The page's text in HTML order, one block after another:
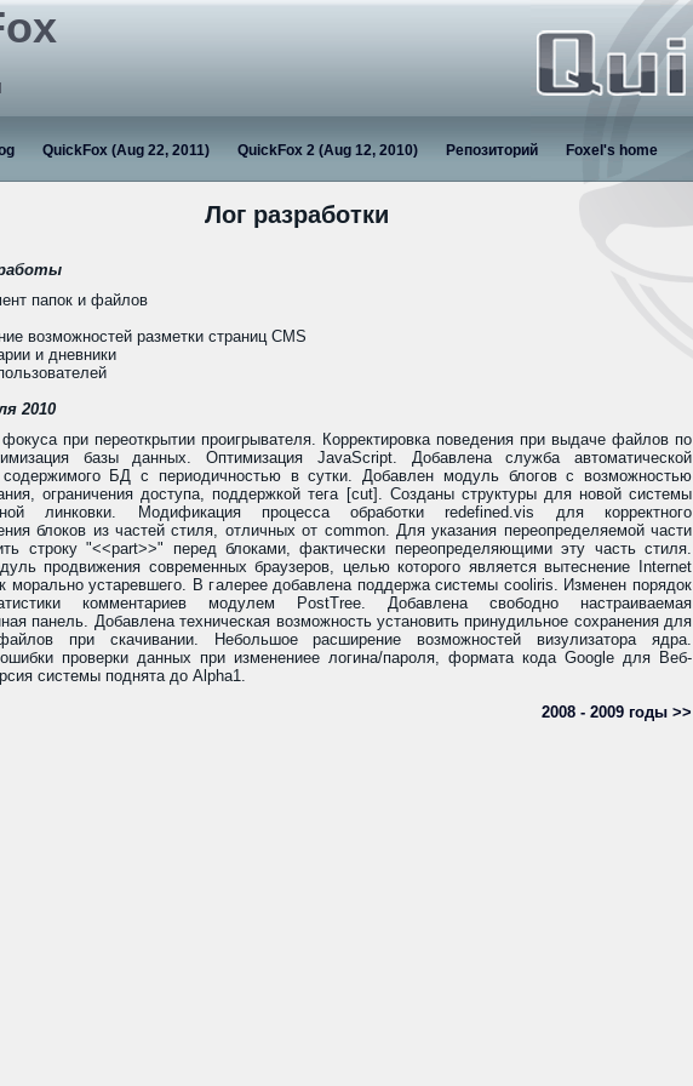
QuickFox (Aug 22, 2011) QuickFox 2 (Aug 12, 2010) Репозиторий Foxel's home
Лог разработки
папок и файлов
возможностей разметки страниц CMS
и дневники
2010
при переоткрытии проигрывателя. Корректировка поведения при выдаче файлов по
базы данных. Оптимизация JavaScript. Добавлена служба автоматической
содержимого БД с периодичностью в сутки. Добавлен модуль блогов с возможностью
ограничения доступа, поддержкой тега [cut]. Созданы структуры для новой системы
линковки. Модификация процесса обработки redefined.vis для корректного
блоков из частей стиля, отличных от common. Для указания переопределяемой части
строку "<<part>>" перед блоками, фактически переопределяющими эту часть стиля.
продвижения современных браузеров, целью которого является вытеснение Internet
морально устаревшего. В галерее добавлена поддержа системы cooliris. Изменен порядок
комментариев модулем PostTree. Добавлена свободно настраиваемая
панель. Добавлена техническая возможность установить принудильное сохранения для
при скачивании. Небольшое расширение возможностей визулизатора ядра.
проверки данных при изменениее логина/пароля, формата кода Google для Веб-
системы поднята до Alpha1.
2008 - 2009 годы >>